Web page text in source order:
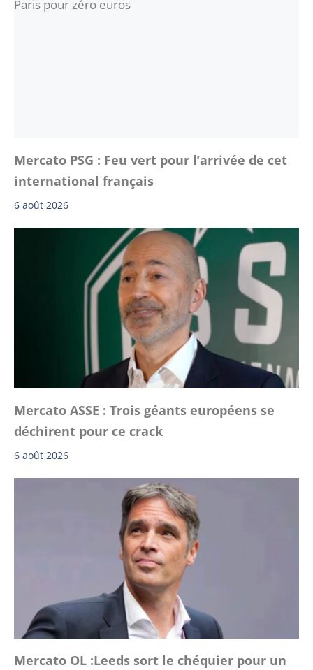
Mercato PSG : Feu vert pour l’arrivée de cet
international français
6 août 2026
Mercato ASSE : Trois géants européens se
déchirent pour ce crack
6 août 2026
Mercato OL :Leeds sort le chéquier pour un